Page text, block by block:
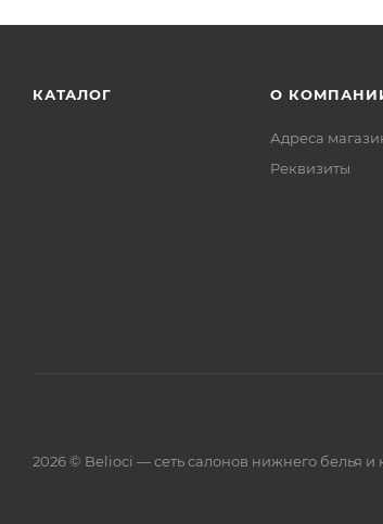
КАТАЛОГ О
Адреса
Реквизиты
2026 © Belioci — сеть салонов нижнего белья и